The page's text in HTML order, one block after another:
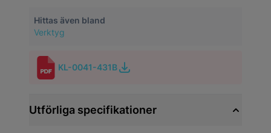
Hittas även bland
Verktyg
KL-0041-431B
Utförliga specifikationer